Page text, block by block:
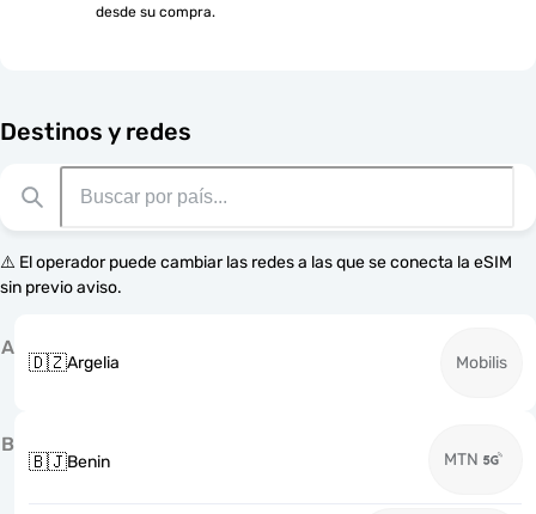
desde su compra.
Destinos y redes
⚠️ El operador puede cambiar las redes a las que se conecta la eSIM
sin previo aviso.
A
🇩🇿Argelia Mobilis
B
🇧🇯Benin MTN